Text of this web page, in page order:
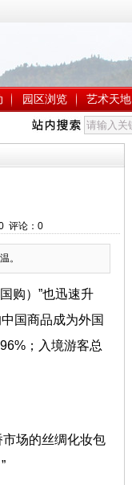
园区浏览 艺术天地
评论： 0
。
购）”也迅速升
国商品成为外国
；入境游客总
场的丝绸化妆包